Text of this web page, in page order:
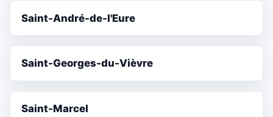
Saint-André-de-l'Eure
Saint-Georges-du-Vièvre
Saint-Marcel